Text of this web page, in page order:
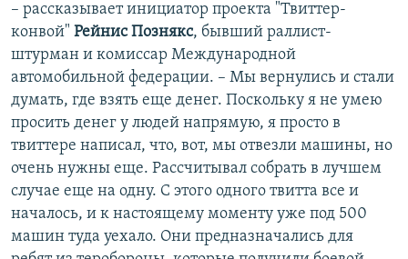
– рассказывает инициатор проекта "Твиттер-
конвой" Рейнис Познякс, бывший раллист-
штурман и комиссар Международной
автомобильной федерации. – Мы вернулись и стали
думать, где взять еще денег. Поскольку я не умею
просить денег у людей напрямую, я просто в
твиттере написал, что, вот, мы отвезли машины, но
очень нужны еще. Рассчитывал собрать в лучшем
случае еще на одну. С этого одного твитта все и
началось, и к настоящему моменту уже под 500
машин туда уехало. Они предназначались для